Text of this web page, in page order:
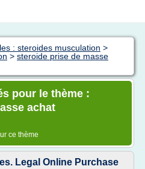
: steroides musculation >
> steroide prise de masse
pour le thème :
achat
ce thème
Legal Online Purchase